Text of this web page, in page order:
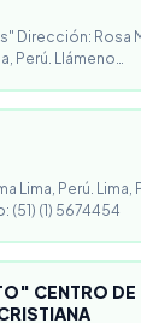
Dirección: Rosa
Perú. Llámeno…
Lima, Perú. Lima,
(51) (1) 5674454
CENTRO DE